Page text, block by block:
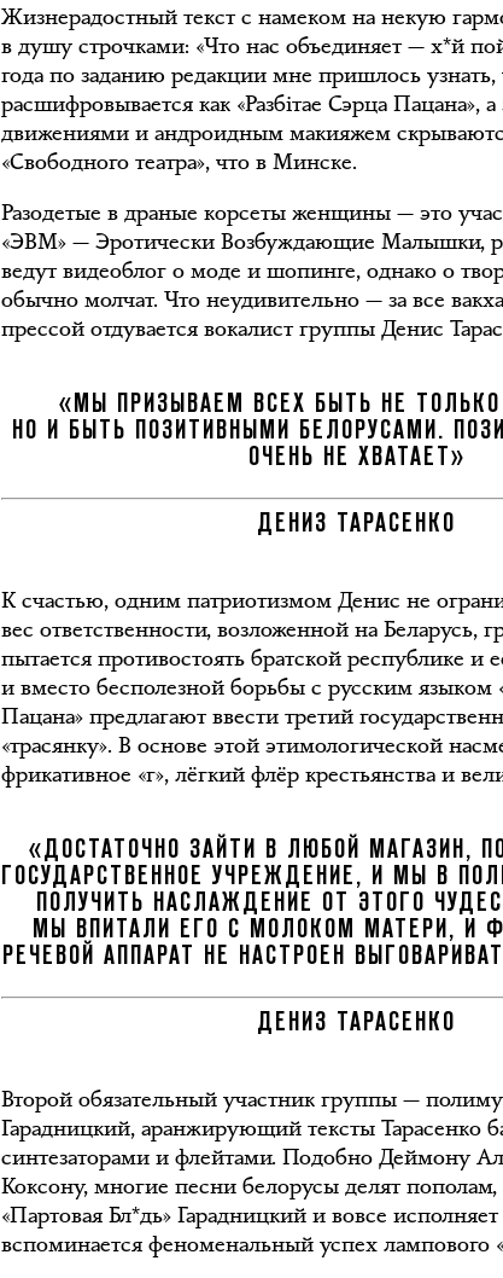
Жизнерадостный текст с намеком на некую
в душу строчками: «Что нас объединяет — х*й
года по заданию редакции мне пришлось
расшифровывается как «Разбiтае Сэрца Пацана»,
движениями и андроидным макияжем
«Свободного театра», что в Минске.
Разодетые в драные корсеты женщины — это
«ЭВМ» — Эротически Возбуждающие Малышки,
ведут видеоблог о моде и шопинге, однако о
обычно молчат. Что неудивительно — за все
прессой отдувается вокалист группы Денис
«МЫ ПРИЗЫВАЕМ ВСЕХ БЫТЬ НЕ ТОЛЬКО
НО И БЫТЬ ПОЗИТИВНЫМИ БЕЛОРУСАМИ.
ОЧЕНЬ НЕ ХВАТАЕТ»
ДЕНИЗ ТАРАСЕНКО
К счастью, одним патриотизмом Денис не
вес ответственности, возложенной на Беларусь,
пытается противостоять братской республике и
и вместо бесполезной борьбы с русским языком
Пацана» предлагают ввести третий
«трасянку». В основе этой этимологической
фрикативное «г», лёгкий флёр крестьянства и
«ДОСТАТОЧНО ЗАЙТИ В ЛЮБОЙ МАГАЗИН,
ГОСУДАРСТВЕННОЕ УЧРЕЖДЕНИЕ, И МЫ В
ПОЛУЧИТЬ НАСЛАЖДЕНИЕ ОТ ЭТОГО
МЫ ВПИТАЛИ ЕГО С МОЛОКОМ МАТЕРИ, И
РЕЧЕВОЙ АППАРАТ НЕ НАСТРОЕН
ДЕНИЗ ТАРАСЕНКО
Второй обязательный участник группы —
Гарадницкий, аранжирующий тексты Тарасенко
синтезаторами и флейтами. Подобно Деймону
Коксону, многие песни белорусы делят
«Партовая Бл*дь» Гарадницкий и вовсе
вспоминается феноменальный успех лампового